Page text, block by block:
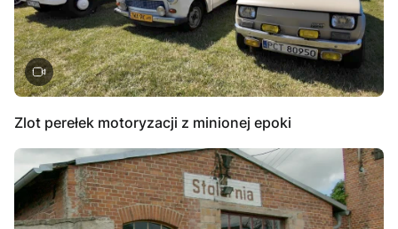
Zlot perełek motoryzacji z minionej epoki